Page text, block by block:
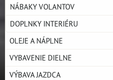
NÁBAKY VOLANTOV
DOPLNKY INTERIÉRU
OLEJE A NÁPLNE
VYBAVENIE DIELNE
VÝBAVA JAZDCA